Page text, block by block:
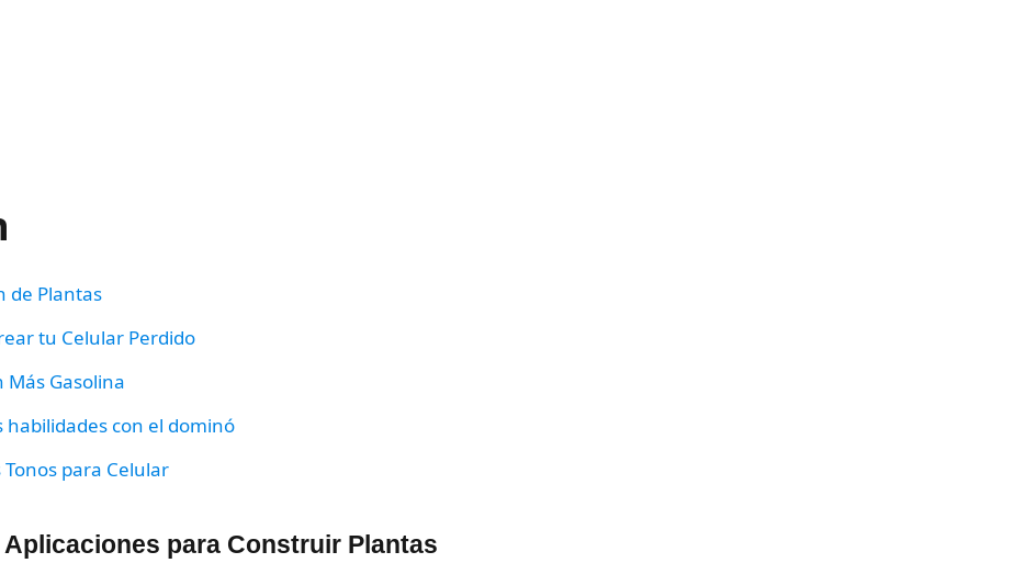
de Plantas
tu Celular Perdido
Gasolina
con el dominó
para Celular
para Construir Plantas